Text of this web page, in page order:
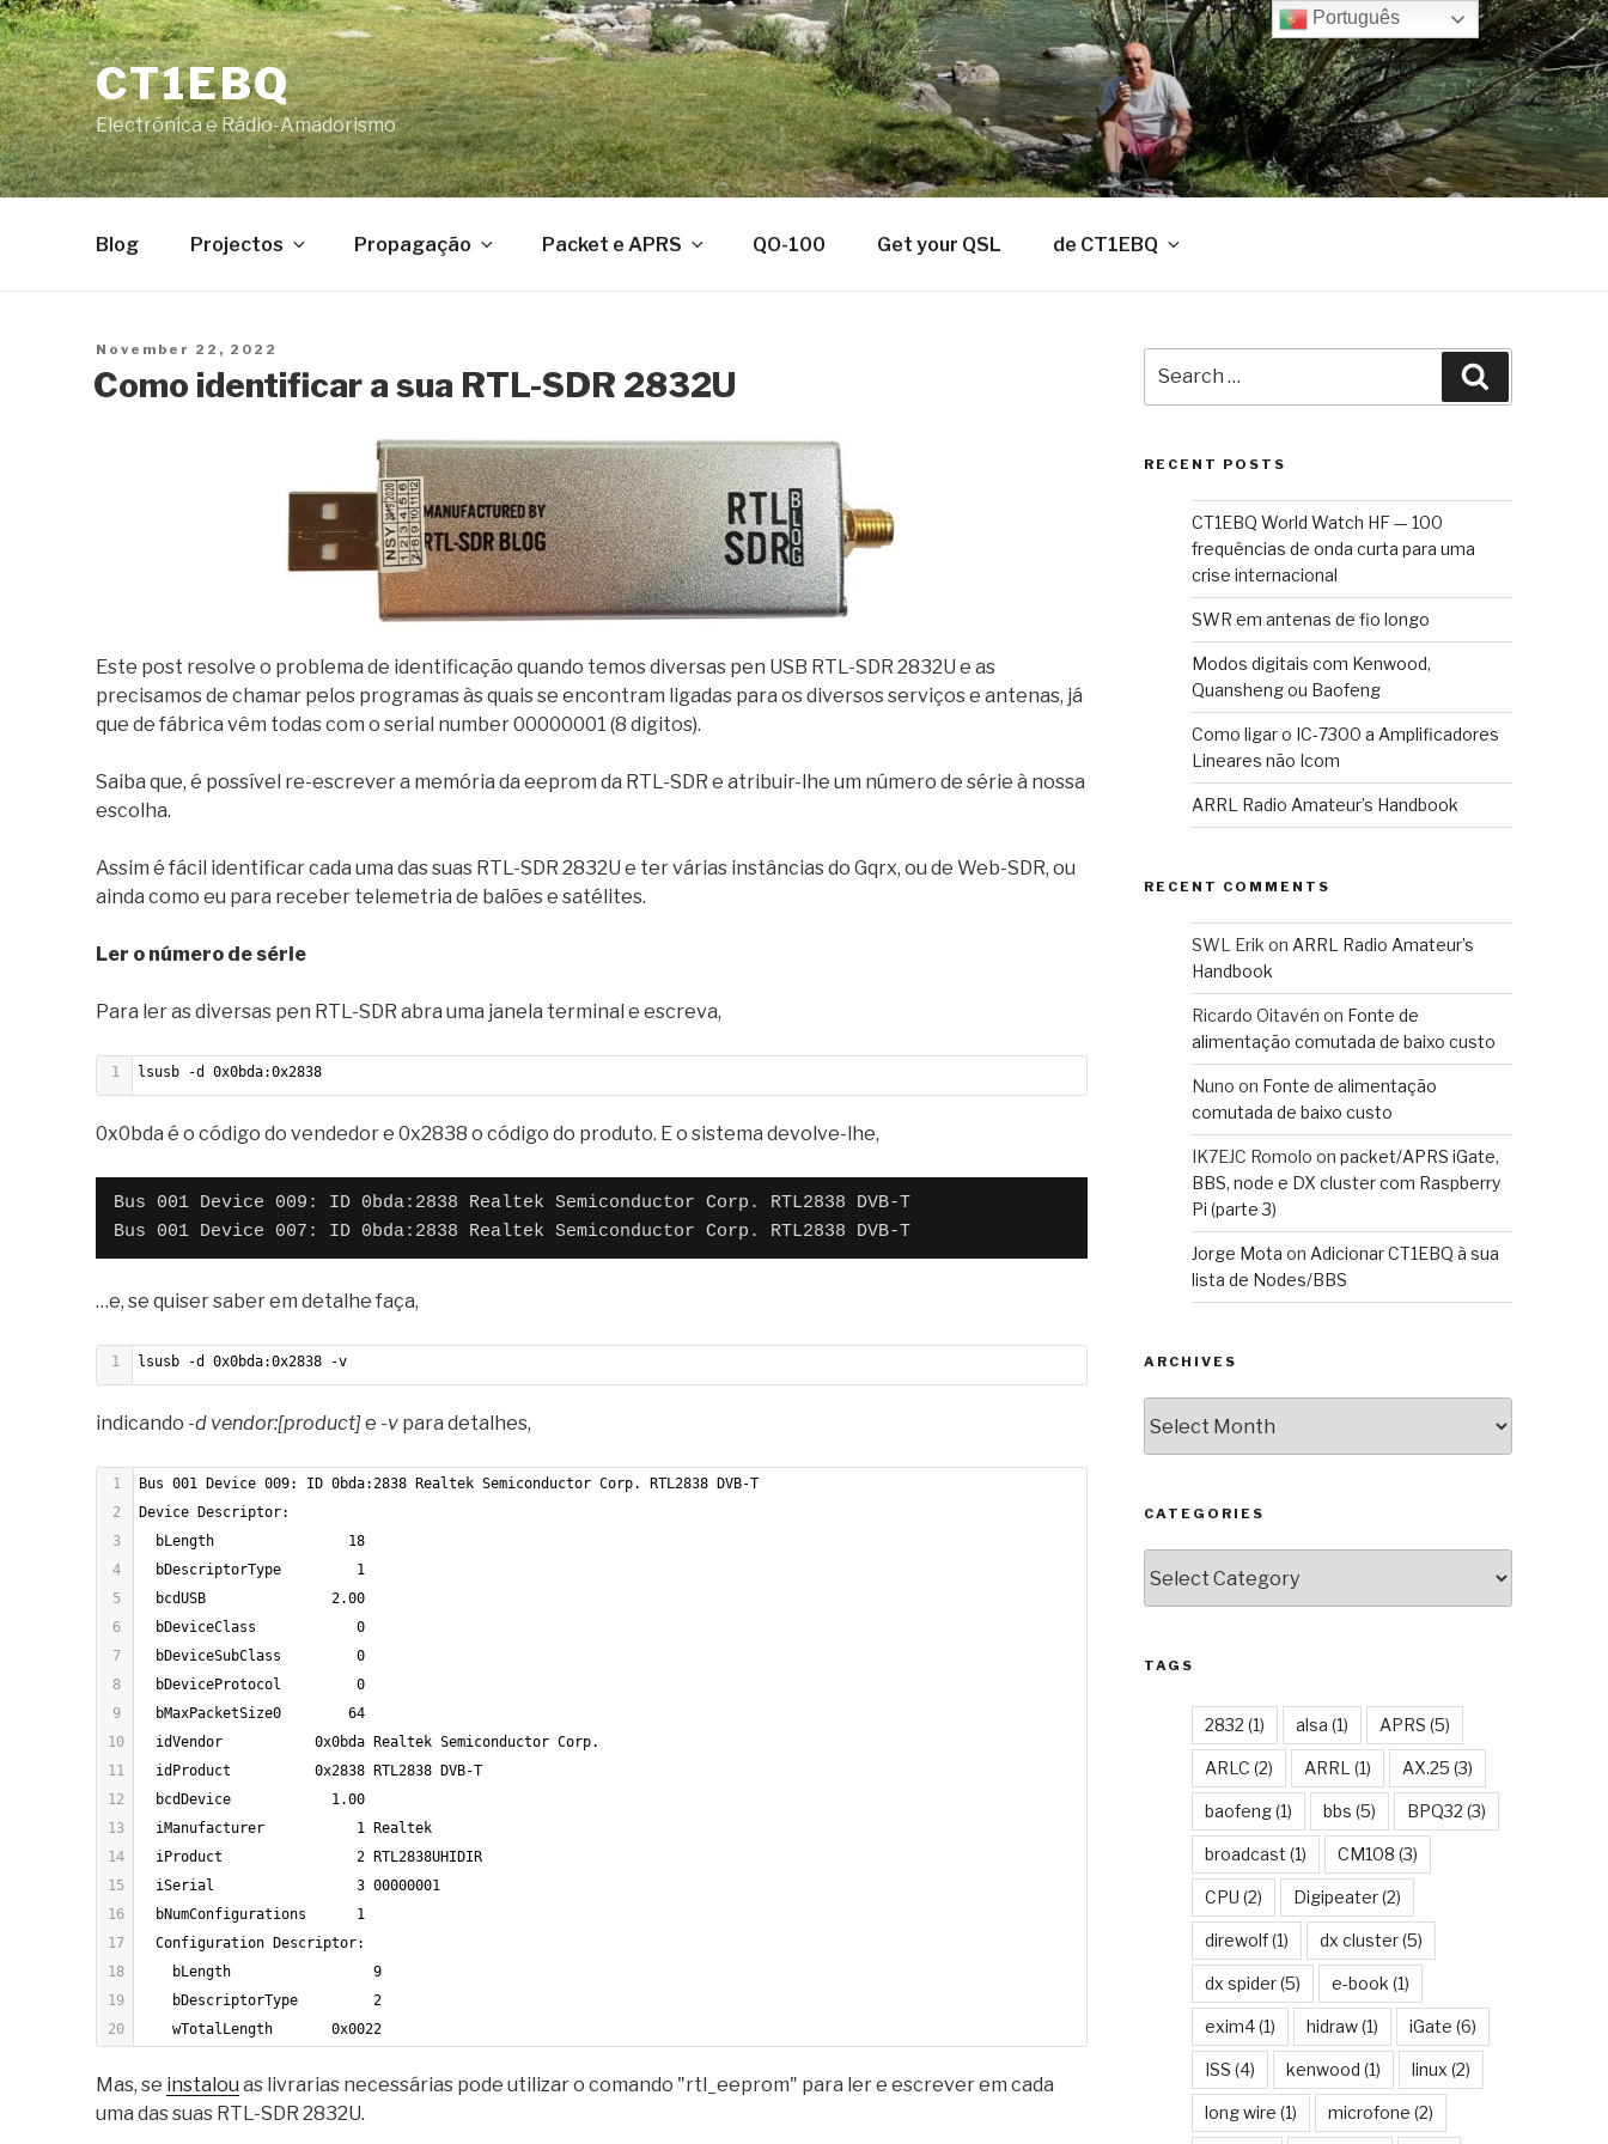
Skip
to
content
CT1EBQ
Electrónica e Rádio-Amadorismo
Blog Projectos Propagação Packet e APRS QO-100 Get your QSL de CT1EBQ
Posted
November 22, 2022
Como identificar a sua RTL-SDR 2832U
Este post resolve o problema de identificação quando temos diversas pen USB RTL-SDR 2832U e as
precisamos de chamar pelos programas às quais se encontram ligadas para os diversos serviços e antenas, já
que de fábrica vêm todas com o serial number 00000001 (8 digitos).
Saiba que, é possível re-escrever a memória da eeprom da RTL-SDR e atribuir-lhe um número de série à nossa
escolha.
Assim é fácil identificar cada uma das suas RTL-SDR 2832U e ter várias instâncias do Gqrx, ou de Web-SDR, ou
ainda como eu para receber telemetria de balões e satélites.
Ler o número de série
Para ler as diversas pen RTL-SDR abra uma janela terminal e escreva,
1 lsusb -d 0x0bda:0x2838
0x0bda é o código do vendedor e 0x2838 o código do produto. E o sistema devolve-lhe,
Bus 001 Device 009: ID 0bda:2838 Realtek Semiconductor Corp. RTL2838 DVB-T
Bus 001 Device 007: ID 0bda:2838 Realtek Semiconductor Corp. RTL2838 DVB-T
…e, se quiser saber em detalhe faça,
1 lsusb -d 0x0bda:0x2838 -v
indicando -d vendor:[product]e -v para detalhes,
1
Bus 001 Device 009: ID 0bda:2838 Realtek Semiconductor Corp. RTL2838 DVB-T
2
Device Descriptor:
3
  bLength                18
4
  bDescriptorType         1
5
  bcdUSB               2.00
6
  bDeviceClass            0
7
  bDeviceSubClass         0
8
  bDeviceProtocol         0
9
  bMaxPacketSize0        64
10
  idVendor           0x0bda Realtek Semiconductor Corp.
11
  idProduct          0x2838 RTL2838 DVB-T
12
  bcdDevice            1.00
13
  iManufacturer           1 Realtek
14
  iProduct                2 RTL2838UHIDIR
15
  iSerial                 3 00000001
16
  bNumConfigurations      1
17
  Configuration Descriptor:
18
    bLength                 9
19
    bDescriptorType         2
20
    wTotalLength       0x0022
22
    bConfigurationValue     1
23
    iConfiguration          4 USB2.0-Bulk&Iso
Mas, se instalou as livrarias necessárias pode utilizar o comando "rtl_eeprom" para ler e escrever em cada
uma das suas RTL-SDR 2832U.
for:
RECENT POSTS
CT1EBQ World Watch HF — 100
frequências de onda curta para uma
crise internacional
SWR em antenas de fio longo
Modos digitais com Kenwood,
Quansheng ou Baofeng
Como ligar o IC-7300 a Amplificadores
Lineares não Icom
ARRL Radio Amateur’s Handbook
RECENT COMMENTS
SWL Erik on ARRL Radio Amateur’s
Handbook
Ricardo Oitavén on Fonte de
alimentação comutada de baixo custo
Nuno on Fonte de alimentação
comutada de baixo custo
IK7EJC Romolo onpacket/APRS iGate,
BBS, node e DX cluster com Raspberry
Pi (parte 3)
Jorge Mota on Adicionar CT1EBQ à sua
lista de Nodes/BBS
ARCHIVES
CATEGORIES
TAGS
2832 (1) alsa (1) APRS (5)
ARLC (2) ARRL (1) AX.25 (3)
baofeng(1) bbs (5) BPQ32 (3)
broadcast (1) CM108 (3)
CPU (2) Digipeater(2)
direwolf(1) dx cluster(5)
dx spider(5) e-book (1)
exim4(1) hidraw(1) iGate (6)
ISS (4) kenwood (1) linux (2)
long wire (1) microfone (2)
Português